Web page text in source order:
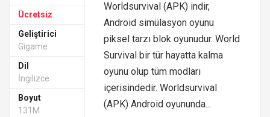
Ücretsiz
Geliştirici
Gigame
Dil
İngilizce
Boyut
131M
Worldsurvival (APK) indir,
Android simülasyon oyunu
piksel tarzı blok oyunudur. World
Survival bir tür hayatta kalma
oyunu olup tüm modları
içerisindedir. Worldsurvival
(APK) Android oyununda...